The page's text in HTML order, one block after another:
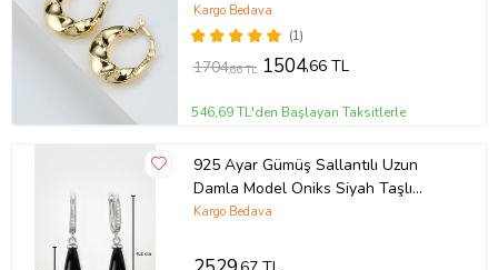
(1)
Kargo Bedava
1704,66 TL 1504,66 TL
546,69 TL'den Başlayan Taksitlerle
925 Ayar Gümüş Sallantılı Uzun
Damla Model Oniks Siyah Taşlı
Kadın Küpe
Kargo Bedava